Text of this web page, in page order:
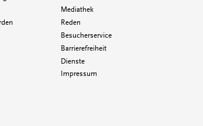
Mediathek
Reden
Besucherservice
Barrierefreiheit
Dienste
Impressum